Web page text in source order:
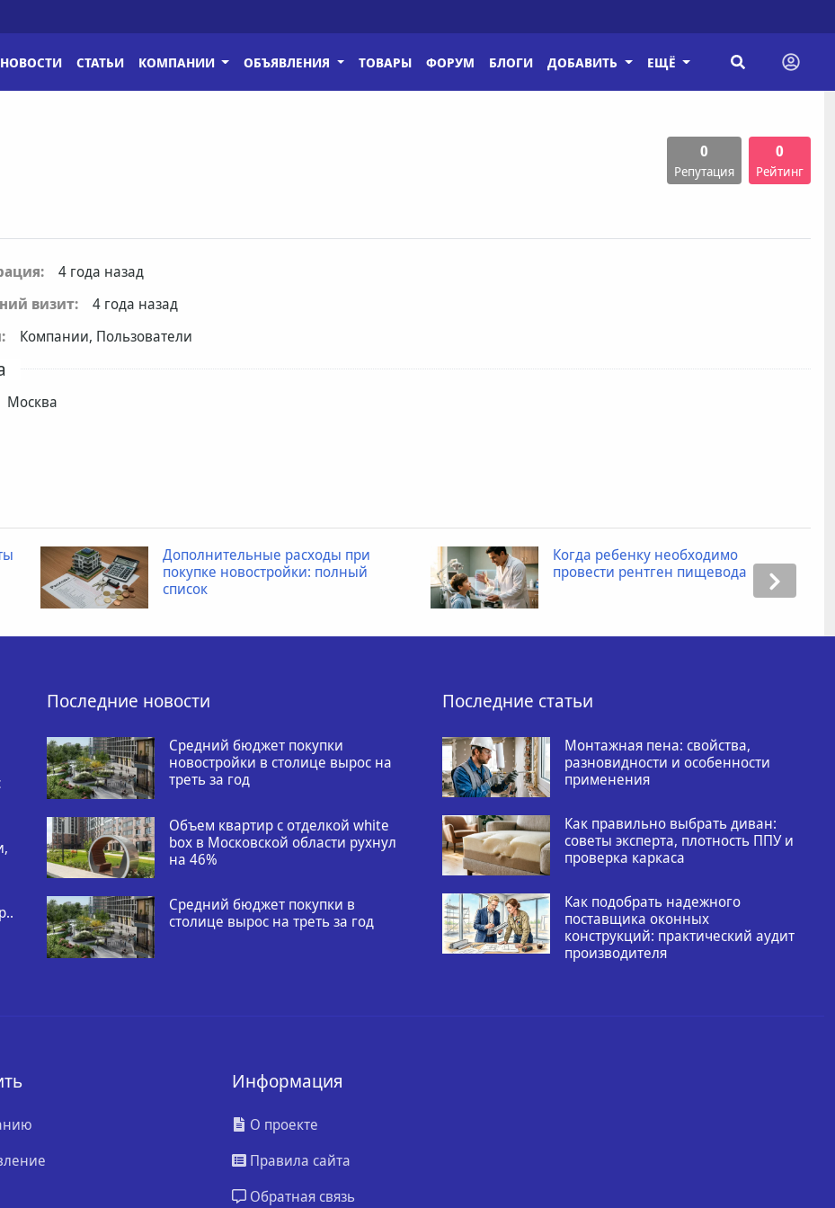
НОВОСТИ СТАТЬИ КОМПАНИИ ОБЪЯВЛЕНИЯ ТОВАРЫ ФОРУМ БЛОГИ ДОБАВИТЬ ЕЩЁ
0
Репутация
0
Рейтинг
4 года назад
визит:
4 года назад
Компании, Пользователи
Москва
Дополнительные расходы при
покупке новостройки: полный
список
Когда ребенку необходимо
провести рентген пищевода
Последние новости
Средний бюджет покупки
новостройки в столице вырос на
треть за год
Объем квартир с отделкой white
box в Московской области рухнул
на 46%
Средний бюджет покупки в
столице вырос на треть за год
Последние статьи
Монтажная пена: свойства,
разновидности и особенности
применения
Как правильно выбрать диван:
советы эксперта, плотность ППУ и
проверка каркаса
Как подобрать надежного
поставщика оконных
конструкций: практический аудит
производителя
Информация
О проекте
Правила сайта
Обратная связь